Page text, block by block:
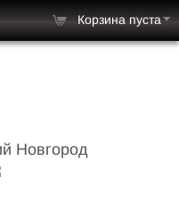
Новгород
Корзина пуста